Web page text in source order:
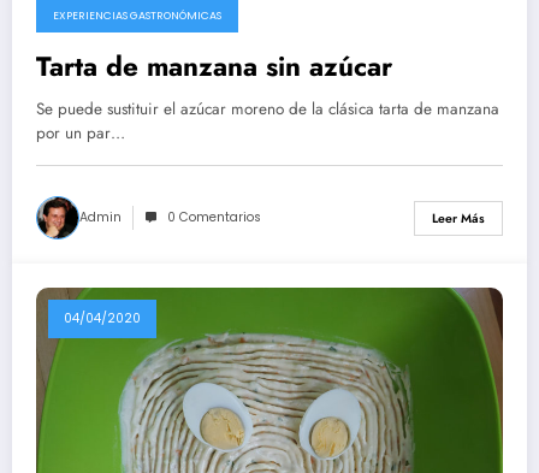
EXPERIENCIAS GASTRONÓMICAS
Tarta de manzana sin azúcar
Se puede sustituir el azúcar moreno de la clásica tarta de manzana
por un par…
Admin 0 Comentarios Leer Más
04/04/2020